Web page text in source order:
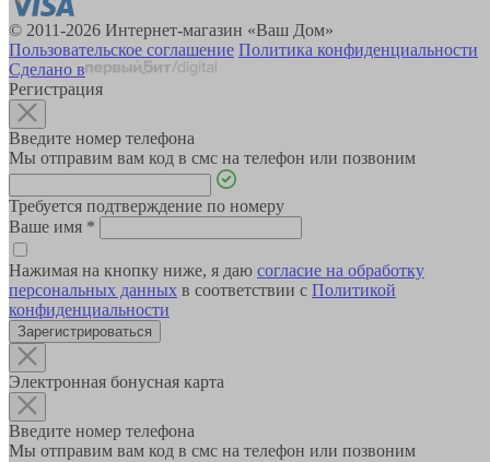
© 2011-2026 Интернет-магазин «Ваш Дом»
Пользовательское соглашение Политика конфиденциальности
Сделано в
Регистрация
Введите номер телефона
Мы отправим вам код в смс на телефон или позвоним
Требуется подтверждение по номеру
Ваше имя *
Нажимая на кнопку ниже, я даю согласие на обработку
персональных данных в соответствии с Политикой
конфиденциальности
Зарегистрироваться
Электронная бонусная карта
Введите номер телефона
Мы отправим вам код в смс на телефон или позвоним